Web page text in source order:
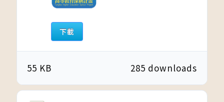
下載
285 downloads
55 KB